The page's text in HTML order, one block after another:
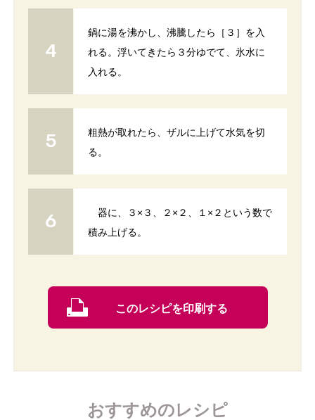
鍋に湯を沸かし、沸騰したら［３］を入
れる。浮いてきたら３分ゆでて、氷水に
入れる。
粗熱が取れたら、ザルに上げて水気を切
る。
器に、３×３、２×２、１×２という数で
積み上げる。
このレシピを印刷する
おすすめのレシピ